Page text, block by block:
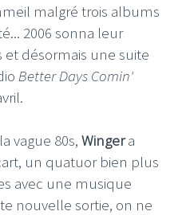
malgré trois albums
2006 sonna leur
désormais une suite
Better Days Comin'
vague 80s, Wingera
un quatuor bien plus
avec une musique
nouvelle sortie, on ne